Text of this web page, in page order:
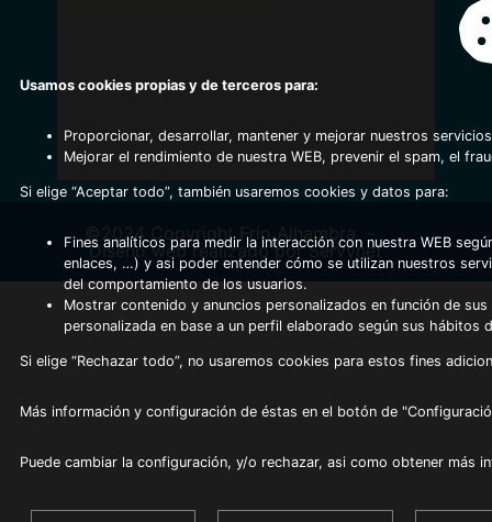
©2024 Copyright Frio Alhambra
Diseño web realizado por Servynet
Usamos cookies propias y de terceros para:
Proporcionar, desarrollar, mantener y mejorar nuestros
Mejorar el rendimiento de nuestra WEB, prevenir el spam, el
Si elige “Aceptar todo”, también usaremos cookies y datos para:
Fines analíticos para medir la interacción con nuestra WEB
enlaces, …) y asi poder entender cómo se utilizan nuestros
del comportamiento de los usuarios.
Mostrar contenido y anuncios personalizados en función de
personalizada en base a un perfil elaborado según sus hábitos
Si elige “Rechazar todo”, no usaremos cookies para estos fines
Más información y configuración de éstas en el botón de
Puede cambiar la configuración, y/o rechazar, asi como obtener más